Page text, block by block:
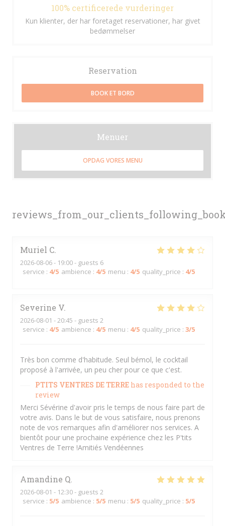
Muriel C
2026-08-06- 19:00 - guests 6
service : 4/5 ambience : 4/5 menu : 4/5 quality_price : 4/5
Severine V
2026-08-01 - 20:45 - guests 2
service : 4/5 ambience : 4/5 menu : 4/5 quality_price : 3/5
Très bon comme d'habitude. Seul bémol, le cocktail
proposé à l'arrivée, un peu cher pour ce que c'est.
PTITS VENTRES DE TERRE has responded to the
review
Merci Sévérine d'avoir pris le temps de nous faire part de
votre avis. Dans le but de vous satisfaire, nous prenons
note de vos remarques afin d'améliorer nos services. A
bientôt pour une prochaine expérience chez les P'tits
Ventres de Terre !Amitiés Vendéennes
Amandine Q
2026-08-01 - 12:30 - guests 2
service : 5/5 ambience : 5/5 menu : 5/5 quality_price : 5/5
100% certificerede vurderinger
Kun klienter, der har foretaget reservationer, har givet
bedømmelser
Reservation
BOOK ET BORD
Menuer
OPDAG VORES MENU